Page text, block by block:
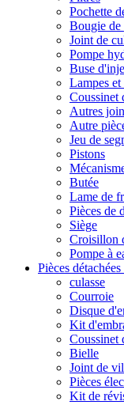
Pochette
Bougie de
Joint de
Pompe
Buse
Lampes et
Coussinet
Autres
Autre
Jeu de
Pistons
Butée
Lame de
Pièces de
Siège
Croisillon
Pompe à
Pièces
culasse
Courroie
Disque
Kit
Coussinet
Bielle
Joint de
Pièces
Kit de